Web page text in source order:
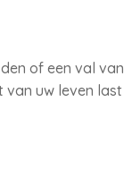
of een val van
van uw leven last